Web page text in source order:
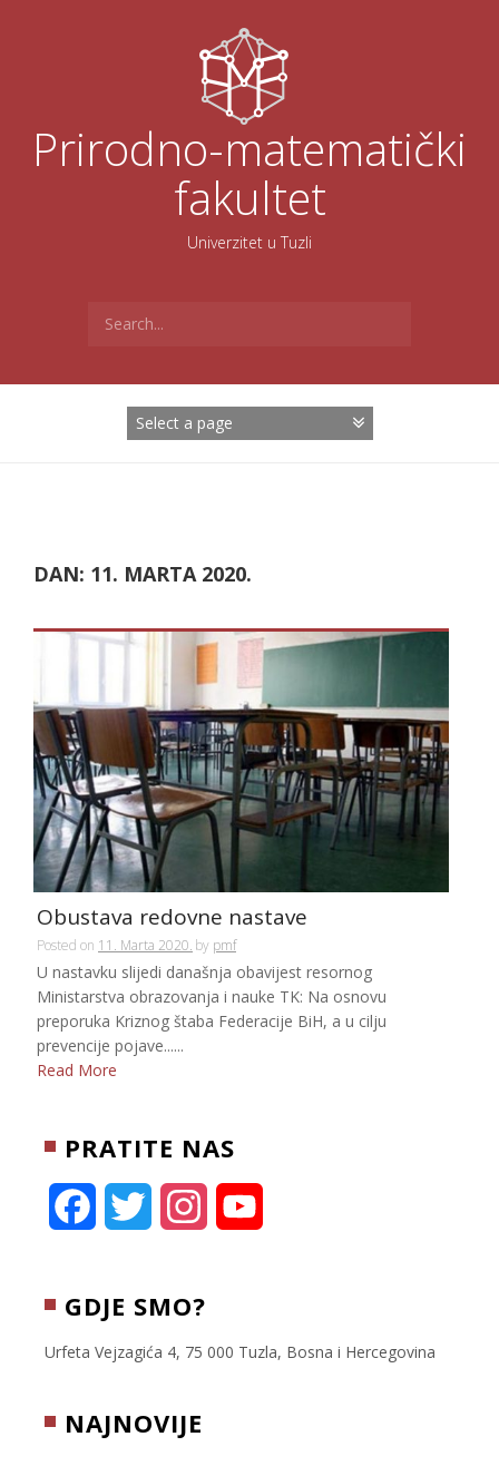
Prirodno-matematički
fakultet
Univerzitet u Tuzli
for:
DAN: 11. MARTA 2020.
Obustava redovne nastave
Posted on 11. Marta 2020. by pmf
U nastavku slijedi današnja obavijest resornog
Ministarstva obrazovanja i nauke TK: Na osnovu
preporuka Kriznog štaba Federacije BiH, a u cilju
prevencije pojave......
Read More
PRATITE NAS
c
e
o
i
t
e
t
T
GDJE SMO?
Urfeta Vejzagića 4, 75 000 Tuzla, Bosna i Hercegovina
NAJNOVIJE